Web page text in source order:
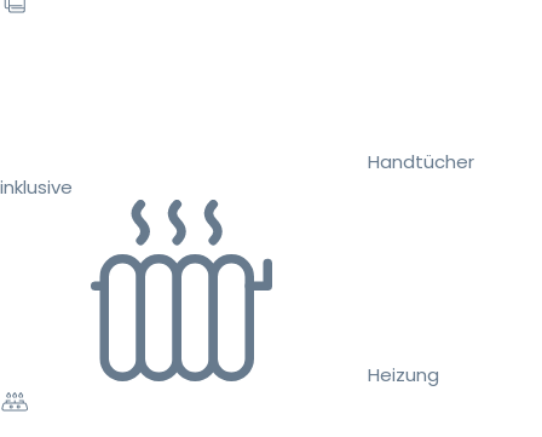
Handtücher
inklusive
Heizung